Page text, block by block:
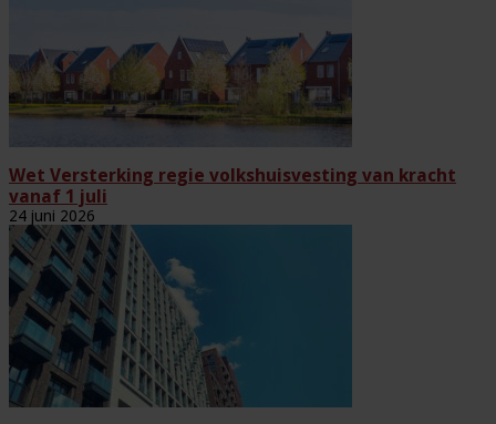
Wet Versterking regie volkshuisvesting van kracht
vanaf 1 juli
24 juni 2026